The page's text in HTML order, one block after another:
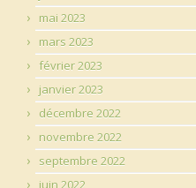
mai 2023
mars 2023
février 2023
janvier 2023
décembre 2022
novembre 2022
septembre 2022
juin 2022